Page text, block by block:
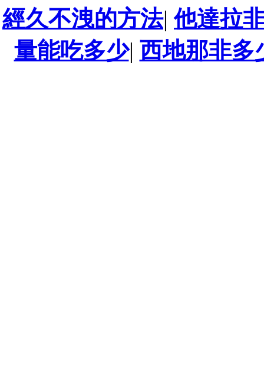
經久不洩的方法|他達拉
量能吃多少| 西地那非多